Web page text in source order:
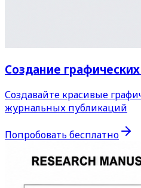
Создание
Создавайте красивые
журнальных публикаций
Попробовать бесплатно